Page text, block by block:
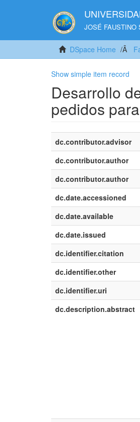
JOSÉ FAUSTINO
DSpace Home
Show simple item record
Desarrollo
pedidos
dc.contributor.advisor
dc.contributor.author
dc.contributor.author
dc.date.accessioned
dc.date.available
dc.date.issued
dc.identifier.citation
dc.identifier.other
dc.identifier.uri
dc.description.abstract